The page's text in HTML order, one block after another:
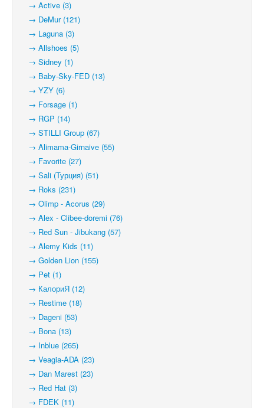
→ Active (3)
→ DeMur (121)
→ Laguna (3)
→ Allshoes (5)
→ Sidney (1)
→ Baby-Sky-FED (13)
→ YZY (6)
→ Forsage (1)
→ RGP (14)
→ STILLI Group (67)
→ Alimama-Girnaive (55)
→ Favorite (27)
→ Sali (Турция) (51)
→ Roks (231)
→ Olimp - Acorus (29)
→ Alex - Clibee-doremi (76)
→ Red Sun - Jibukang (57)
→ Alemy Kids (11)
→ Golden Lion (155)
→ Pet (1)
→ КалориЯ (12)
→ Restime (18)
→ Dageni (53)
→ Bona (13)
→ Inblue (265)
→ Veagia-ADA (23)
→ Dan Marest (23)
→ Red Hat (3)
→ FDEK (11)